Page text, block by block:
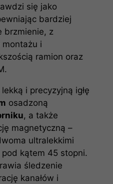
się jako
bardziej
brzmienie, z
montażu i
ramion oraz
i precyzyjną igłę
osadzoną
, a także
magnetyczną –
ultralekkimi
pod kątem 45 stopni.
śledzenie
kanałów i